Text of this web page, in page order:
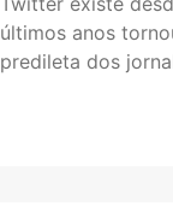
últimos anos
predileta dos